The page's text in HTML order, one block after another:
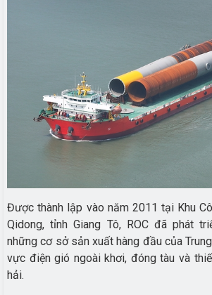
Được thành lập vào năm 2011 tại Khu
Qidong, tỉnh Giang Tô, ROC đã phát
những cơ sở sản xuất hàng đầu của
vực điện gió ngoài khơi, đóng tàu và
hải.